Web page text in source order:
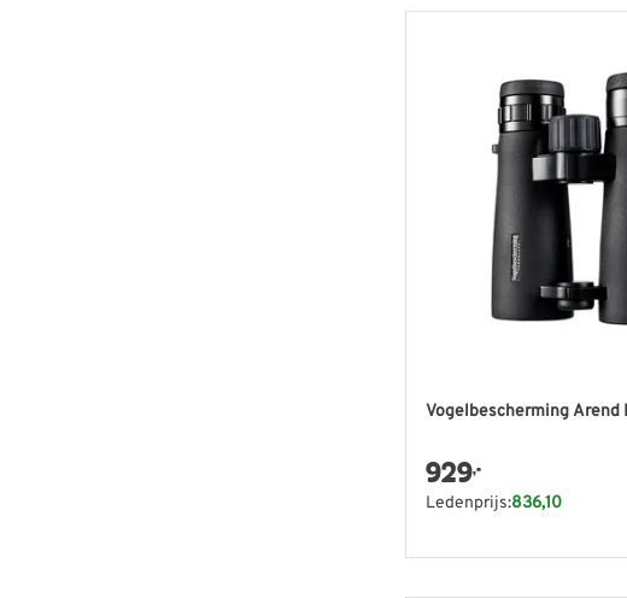
Vogelbescherming Arend
929,-
Ledenprijs:836,10